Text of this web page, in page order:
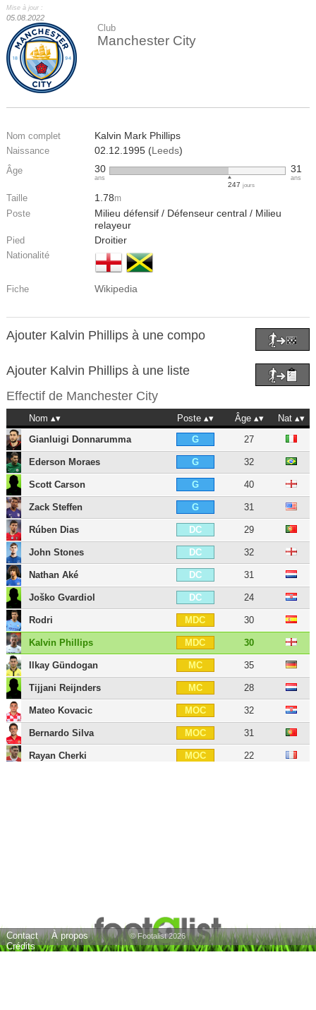
Mise à jour :
05.08.2022
Club
Manchester City
Nom complet Kalvin Mark Phillips
Naissance 02.12.1995 (Leeds)
Âge 30
ans
247jours
31
ans
Taille 1.78m
Poste
Milieu défensif / Défenseur central / Milieu
relayeur
Pied Droitier
Nationalité
Fiche Wikipedia
Ajouter Kalvin Phillips à une compo
Ajouter Kalvin Phillips à une liste
Effectif de Manchester City
Nom Poste Âge
Nat
Gianluigi Donnarumma
G 27
Ederson Moraes G 32
Scott Carson G 40
Zack Steffen G 31
Rúben Dias DC 29
John Stones DC 32
Nathan Aké DC 31
Joško Gvardiol DC 24
Rodri MDC 30
Kalvin Phillips MDC 30
Ilkay Gündogan MC 35
Tijjani Reijnders MC 28
Mateo Kovacic MOC 32
Bernardo Silva MOC 31
Rayan Cherki MOC 22
Contact
À propos
Crédits
© Footalist 2026